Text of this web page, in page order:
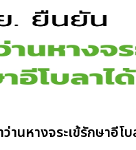
านหางจระเข้รักษาอีโบ